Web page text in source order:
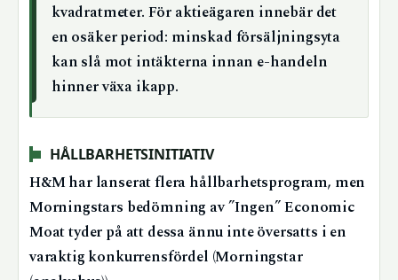
kvadratmeter. För aktieägaren innebär det
en osäker period: minskad försäljningsyta
kan slå mot intäkterna innan e-handeln
hinner växa ikapp.
HÅLLBARHETSINITIATIV
H&M har lanserat flera hållbarhetsprogram, men
Morningstars bedömning av ”Ingen” Economic
Moat tyder på att dessa ännu inte översatts i en
varaktig konkurrensfördel (Morningstar